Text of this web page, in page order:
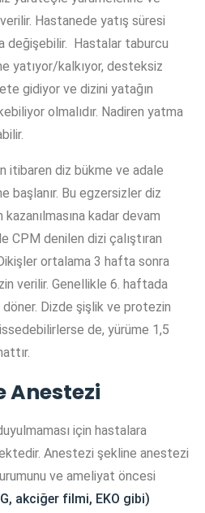
Hastanede yatış süresi
değişebilir. Hastalar taburcu
yatıyor/kalkıyor, desteksiz
gidiyor ve dizini yatağın
olmalıdır. Nadiren yatma
itibaren diz bükme ve adale
başlanır. Bu egzersizler diz
kadar devam
CPM denilen dizi çalıştıran
ortalama 3 hafta sonra
verilir. Genellikle 6. haftada
Dizde şişlik ve protezin
de, yürüme 1,5
Anestezi
için hastalara
Anestezi şekline anestezi
ve ameliyat öncesi
akciğer filmi, EKO gibi)